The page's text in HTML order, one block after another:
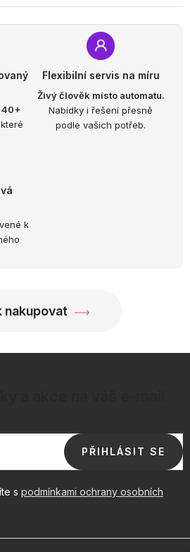
40+
které
Flexibilní servis na míru
Živý člověk místo automatu.
Nabídky i řešení přesně
podle vašich potřeb.
k
nakupovat
s podmínkami ochrany osobních
PŘIHLÁSIT SE